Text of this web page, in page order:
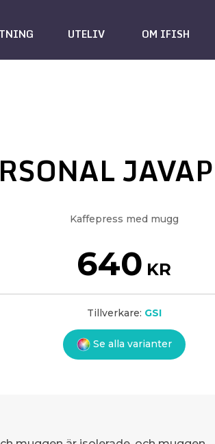
UTELIV OM IFISH
Kaffepress med mugg
640 KR
Tillverkare: GSI
Se alla varianter